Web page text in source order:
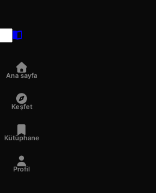
Ana sayfa
Keşfet
Kütüphane
Profil